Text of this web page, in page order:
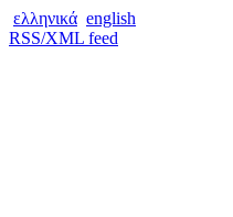
ελληνικά english
RSS/XML feed